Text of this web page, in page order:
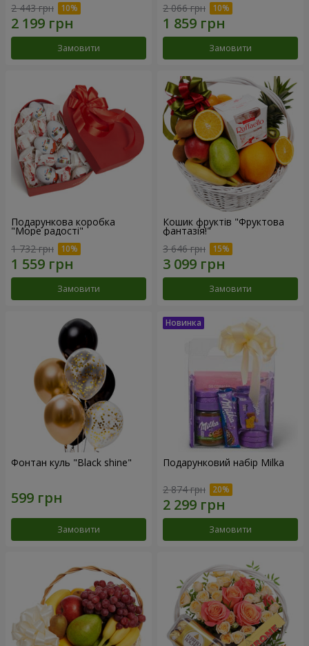
2 443 грн
Замовити
2 066 грн
Замовити
Подарункова коробка
"Море радості"
1 732 грн
Замовити
Кошик фруктів "Фруктова
фантазія!"
3 646 грн
Замовити
Фонтан куль "Black shine"
Замовити
Подарунковий набір Milka
2 874 грн
Замовити